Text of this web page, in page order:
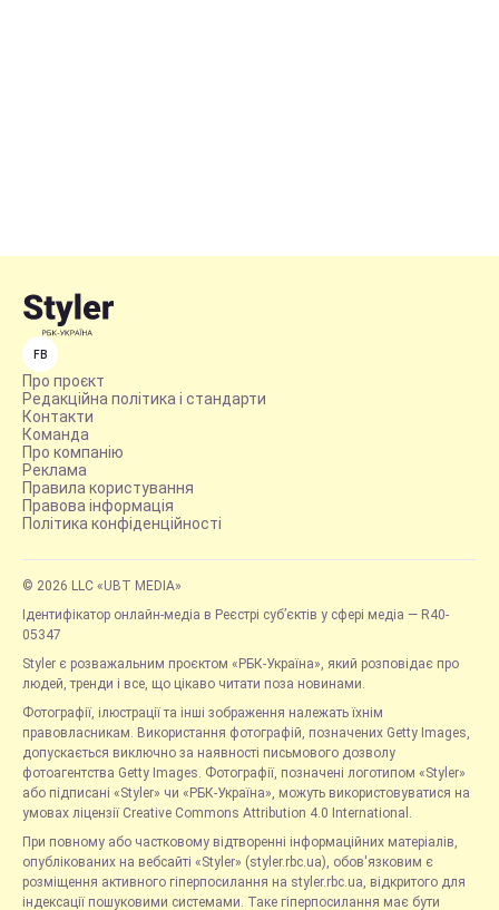
FB
Про проєкт
Редакційна політика і стандарти
Контакти
Команда
Про компанію
Реклама
Правила користування
Правова інформація
Політика конфіденційності
© 2026 LLC «UBT MEDIA»
Ідентифікатор онлайн-медіа в Реєстрі суб’єктів у сфері медіа — R40-
05347
Styler є розважальним проєктом «РБК-Україна», який розповідає про
людей, тренди і все, що цікаво читати поза новинами.
Фотографії, ілюстрації та інші зображення належать їхнім
правовласникам. Використання фотографій, позначених Getty Images,
допускається виключно за наявності письмового дозволу
фотоагентства Getty Images. Фотографії, позначені логотипом «Styler»
або підписані «Styler» чи «РБК-Україна», можуть використовуватися на
умовах ліцензії Creative Commons Attribution 4.0 International.
При повному або частковому відтворенні інформаційних матеріалів,
опублікованих на вебсайті «Styler» (styler.rbc.ua), обов'язковим є
розміщення активного гіперпосилання на styler.rbc.ua, відкритого для
індексації пошуковими системами. Таке гіперпосилання має бути